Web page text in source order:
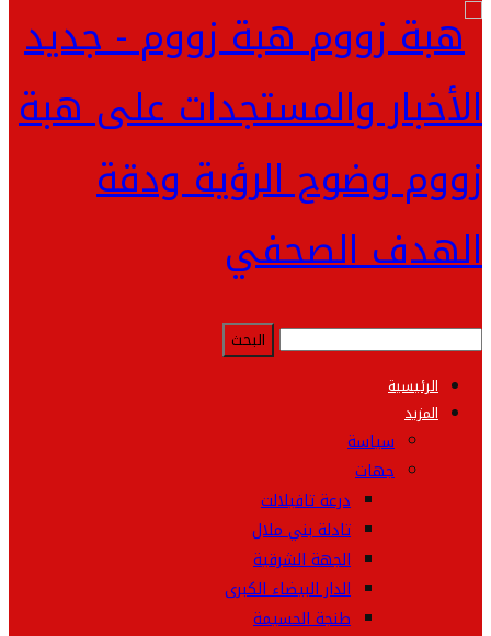
هبة زووم - جديد
الأخبار والمستجدات على هبة
زووم وضوح الرؤية ودقة
الهدف الصحفي
الرئيسية
المزيد
سياسة
جهات
درعة تافيلالت
تادلة بني ملال
الجهة الشرقية
الدار البيضاء الكبرى
طنجة الحسيمة